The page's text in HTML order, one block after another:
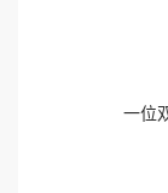
一位